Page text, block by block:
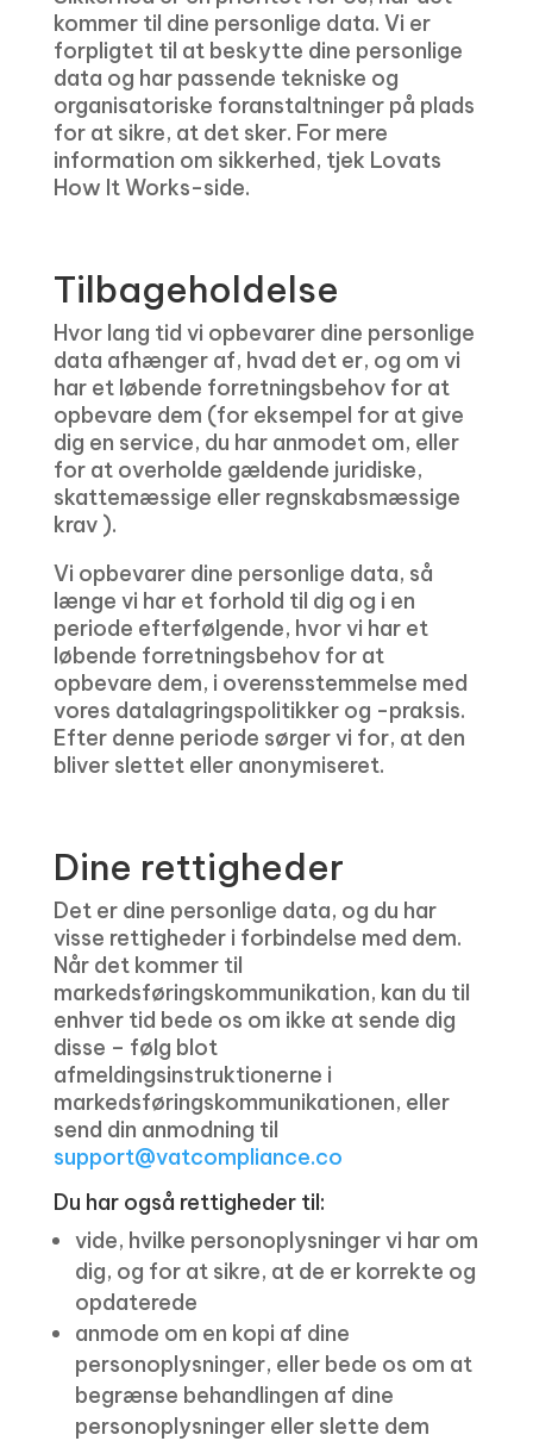
kommer til dine personlige data. Vi er
forpligtet til at beskytte dine personlige
data og har passende tekniske og
organisatoriske foranstaltninger på plads
for at sikre, at det sker. For mere
information om sikkerhed, tjek Lovats
How It Works-side.
Tilbageholdelse
Hvor lang tid vi opbevarer dine personlige
data afhænger af, hvad det er, og om vi
har et løbende forretningsbehov for at
opbevare dem (for eksempel for at give
dig en service, du har anmodet om, eller
for at overholde gældende juridiske,
skattemæssige eller regnskabsmæssige
krav ).
Vi opbevarer dine personlige data, så
længe vi har et forhold til dig og i en
periode efterfølgende, hvor vi har et
løbende forretningsbehov for at
opbevare dem, i overensstemmelse med
vores datalagringspolitikker og -praksis.
Efter denne periode sørger vi for, at den
bliver slettet eller anonymiseret.
Dine rettigheder
Det er dine personlige data, og du har
visse rettigheder i forbindelse med dem.
Når det kommer til
markedsføringskommunikation, kan du til
enhver tid bede os om ikke at sende dig
disse – følg blot
afmeldingsinstruktionerne i
markedsføringskommunikationen, eller
send din anmodning til
support@vatcompliance.co
Du har også rettigheder til:
vide, hvilke personoplysninger vi har om
dig, og for at sikre, at de er korrekte og
opdaterede
anmode om en kopi af dine
personoplysninger, eller bede os om at
begrænse behandlingen af ​​dine
personoplysninger eller slette dem